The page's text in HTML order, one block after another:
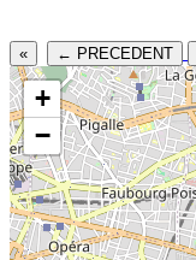
« ← PRECEDENT
+
−